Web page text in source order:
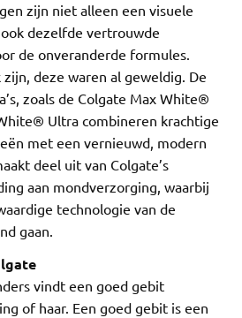
zijn niet alleen een visuele
dezelfde vertrouwde
de onveranderde formules.
deze waren al geweldig. De
zoals de Colgate Max White®
Ultra combineren krachtige
met een vernieuwd, modern
deel uit van Colgate’s
aan mondverzorging, waarbij
technologie van de
gaan.
vindt een goed gebit
of haar. Een goed gebit is een